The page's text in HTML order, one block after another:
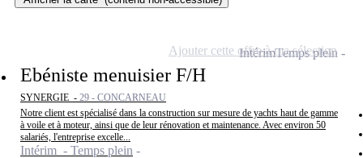
Ebéniste menuisier F/H
SYNERGIE - 29 - CONCARNEAU
Notre client est spécialisé dans la construction sur mesure de yachts haut de gamme
à voile et à moteur, ainsi que de leur rénovation et maintenance. Avec environ 50
salariés, l'entreprise excelle...
Intérim - Temps plein
IntérimTemps plein
Ajouter cette offre à ma sélection